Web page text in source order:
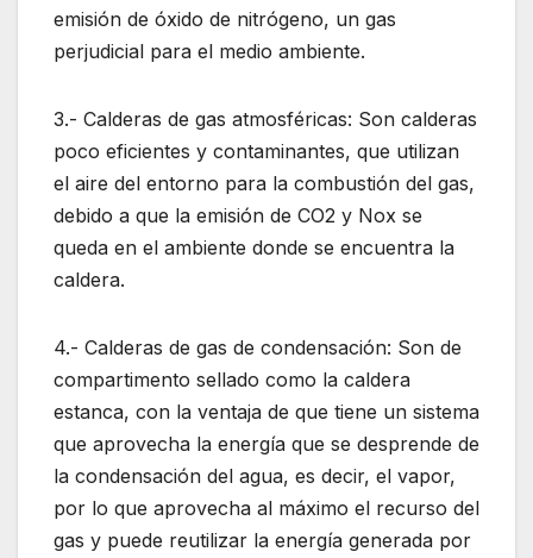
emisión de óxido de nitrógeno, un gas
perjudicial para el medio ambiente.
3.- Calderas de gas atmosféricas: Son calderas
poco eficientes y contaminantes, que utilizan
el aire del entorno para la combustión del gas,
debido a que la emisión de CO2 y Nox se
queda en el ambiente donde se encuentra la
caldera.
4.- Calderas de gas de condensación: Son de
compartimento sellado como la caldera
estanca, con la ventaja de que tiene un sistema
que aprovecha la energía que se desprende de
la condensación del agua, es decir, el vapor,
por lo que aprovecha al máximo el recurso del
gas y puede reutilizar la energía generada por